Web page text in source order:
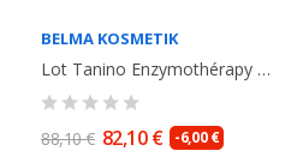
BELMA KOSMETIK
Lot Tanino Enzymothérapy Shot Power 15ml + Mask Excellence 300ml
88,10 € 82,10 € -6,00 €